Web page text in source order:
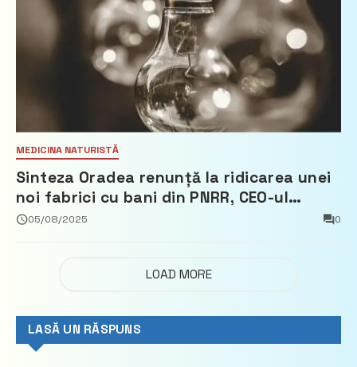
MEDICINA NATURISTĂ
Sinteza Oradea renunță la ridicarea unei
noi fabrici cu bani din PNRR, CEO-ul
demisionează – Profit.ro
05/08/2025 0
LOAD MORE
LASĂ UN RĂSPUNS